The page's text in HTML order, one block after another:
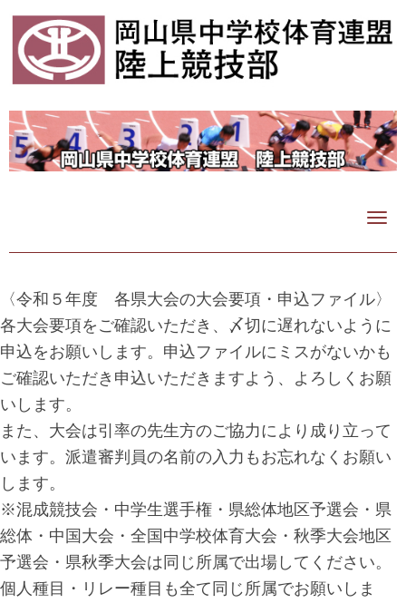
N
v
g
t
i
o
n
〈令和５年度 各県大会の大会要項・申込ファイル〉
各大会要項をご確認いただき、〆切に遅れないように
申込をお願いします。申込ファイルにミスがないかも
ご確認いただき申込いただきますよう、よろしくお願
いします。
また、大会は引率の先生方のご協力により成り立って
います。派遣審判員の名前の入力もお忘れなくお願い
します。
※混成競技会・中学生選手権・県総体地区予選会・県
総体・中国大会・全国中学校体育大会・秋季大会地区
予選会・県秋季大会は同じ所属で出場してください。
個人種目・リレー種目も全て同じ所属でお願いしま